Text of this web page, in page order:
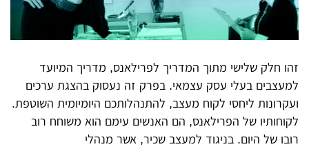
זהו חלק שלישי מתוך המדריך לפרילאנס, מדריך המיועד
למעצבים בעלי עסק עצמאי. בפרק זה נעסוק בהצגת ערכים
ועקרונות ליחסי לקוח מעצב, להתנהלותכם היומיומית השוטפת.
לקוחותיו של הפרילאנס, הם האנשים עימם הוא משוחח רוב
רובו של היום. בניגוד למעצב שכיר, אשר מנהלי